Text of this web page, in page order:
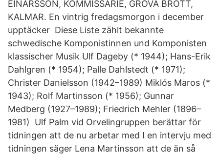
EINARSSON, KOMMISSARIE, GROVA BROTT,
KALMAR. En vintrig fredagsmorgon i december
upptäcker Diese Liste zählt bekannte
schwedische Komponistinnen und Komponisten
klassischer Musik Ulf Dageby (* 1944); Hans-Erik
Dahlgren (* 1954); Palle Dahlstedt (* 1971);
Christer Danielsson (1942–1989) Miklós Maros (*
1943); Rolf Martinsson (* 1956); Gunnar
Medberg (1927–1989); Friedrich Mehler (1896–
1981) Ulf Palm vid Orvelingruppen berättar för
tidningen att de nu arbetar med I en intervju med
tidningen säger Lena Martinsson att de än så